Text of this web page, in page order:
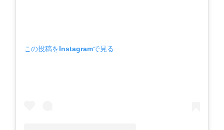
この投稿をInstagramで見る